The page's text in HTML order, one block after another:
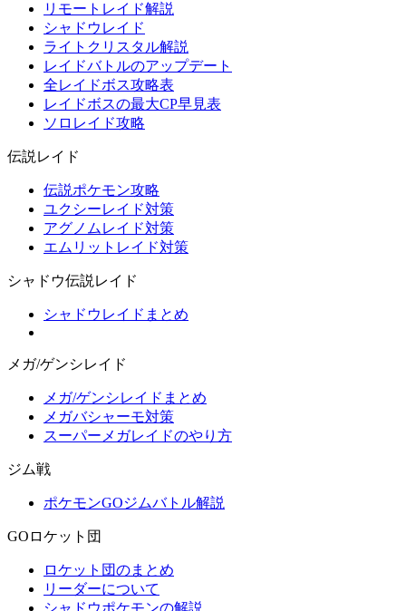
リモートレイド解説
シャドウレイド
ライトクリスタル解説
レイドバトルのアップデート
全レイドボス攻略表
レイドボスの最大CP早見表
ソロレイド攻略
伝説レイド
伝説ポケモン攻略
ユクシーレイド対策
アグノムレイド対策
エムリットレイド対策
シャドウ伝説レイド
シャドウレイドまとめ
メガ/ゲンシレイド
メガ/ゲンシレイドまとめ
メガバシャーモ対策
スーパーメガレイドのやり方
ジム戦
ポケモンGOジムバトル解説
GOロケット団
ロケット団のまとめ
リーダーについて
シャドウポケモンの解説